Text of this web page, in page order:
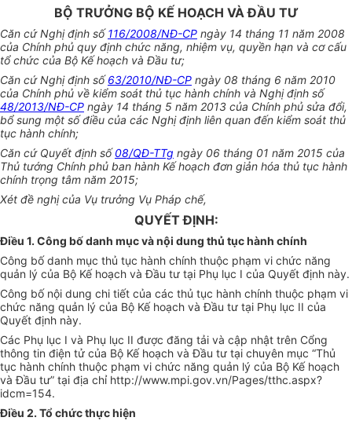
BỘ TRƯỞNG BỘ KẾ HOẠCH VÀ ĐẦU TƯ
Căn cứ Nghị định số116/2008/NĐ-CP ngày 14 tháng 11 năm 2008
của Chính phủ quy định chức năng, nhiệm vụ, quyền hạn và cơ cấu
tổ chức của Bộ Kế hoạch và Đầu tư;
Căn cứ Nghị định số63/2010/NĐ-CP ngày 08 tháng 6 năm 2010
của Chính phủ về kiểm soát thủ tục hành chính và Nghị định số
48/2013/NĐ-CP ngày 14 tháng 5 năm 2013 của Chính phủ sửa đổi,
bổ sung một số điều của các Nghị định liên quan đến kiểm soát thủ
tục hành chính;
Căn cứ Quyết định số08/QĐ-TTg ngày 06 tháng 01 năm 2015 của
Thủ tướng Chính phủ ban hành Kếhoạch đơn giản hóa thủ tục hành
chính trọng tâm năm 2015;
Xét đề nghị của Vụ trưởng Vụ Pháp chế,
QUYẾT ĐỊNH:
Điều 1. Công bố danh mục và nội dung thủ tục hành chính
Công bố danh mục thủ tục hành chính thuộc phạm vi chức năng
quản lý của Bộ Kế hoạch và Đầu tư tại Phụ lục I của Quyết định này.
Công bố nội dung chi tiết của các thủ tục hành chính thuộc phạm vi
chức năng quản lý của Bộ Kế hoạch và Đầu tư tại Phụ lục II của
Quyết định này.
Các Phụ lục I và Phụ lục II được đăng tải và cập nhật trên Cổng
thông tin điện tử của Bộ Kế hoạch và Đầu tư tại chuyên mục “Thủ
tục hành chính thuộc phạm vi chức năng quản lý của Bộ Kế hoạch
và Đầu tư” tại địa chỉ http://www.mpi.gov.vn/Pages/tthc.aspx?
idcm=154.
Điều 2. Tổ chức thực hiện